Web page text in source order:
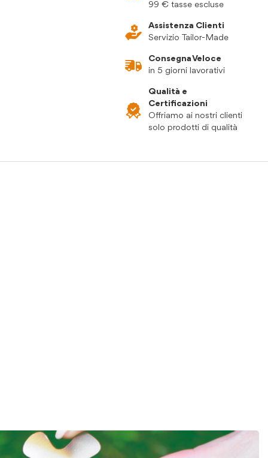
99 € tasse escluse
Assistenza Clienti
Servizio Tailor-Made
Consegna Veloce
in 5 giorni lavorativi
Qualità e
Certificazioni
Offriamo ai nostri clienti
solo prodotti di qualità